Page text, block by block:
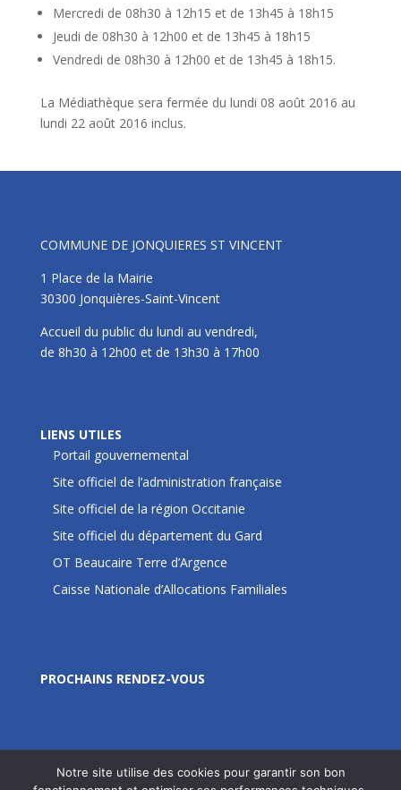
Mercredi de 08h30 à 12h15 et de 13h45 à 18h15
Jeudi de 08h30 à 12h00 et de 13h45 à 18h15
Vendredi de 08h30 à 12h00 et de 13h45 à 18h15.
La Médiathèque sera fermée du lundi 08 août 2016 au
lundi 22 août 2016 inclus.
COMMUNE DE JONQUIERES ST VINCENT
1 Place de la Mairie
30300 Jonquières-Saint-Vincent
Accueil du public du lundi au vendredi,
de 8h30 à 12h00 et de 13h30 à 17h00
LIENS UTILES
Portail gouvernemental
Site officiel de l’administration française
Site officiel de la région Occitanie
Site officiel du département du Gard
OT Beaucaire Terre d’Argence
Caisse Nationale d’Allocations Familiales
PROCHAINS RENDEZ-VOUS
Notre site utilise des cookies pour garantir son bon